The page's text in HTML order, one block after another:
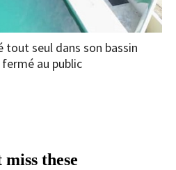
tout seul dans son bassin
au public
these